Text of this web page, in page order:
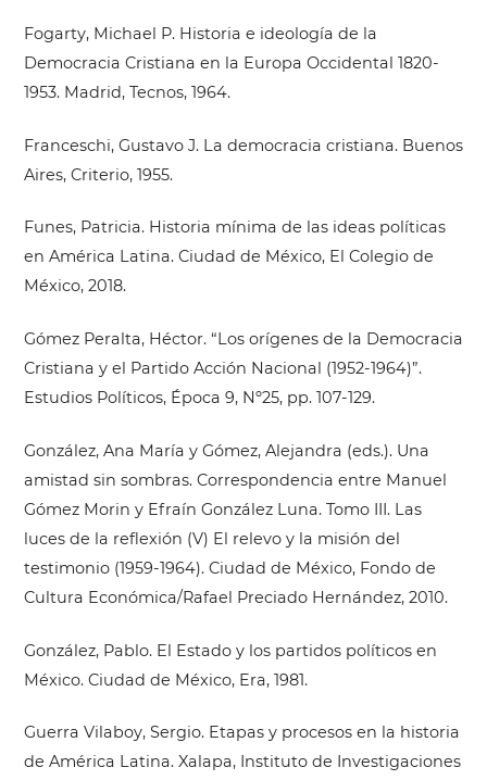
Fogarty, Michael P. Historia e ideología de la
Democracia Cristiana en la Europa Occidental 1820-
1953. Madrid, Tecnos, 1964.
Franceschi, Gustavo J. La democracia cristiana. Buenos
Aires, Criterio, 1955.
Funes, Patricia. Historia mínima de las ideas políticas
en América Latina. Ciudad de México, El Colegio de
México, 2018.
Gómez Peralta, Héctor. “Los orígenes de la Democracia
Cristiana y el Partido Acción Nacional (1952-1964)”.
Estudios Políticos, Época 9, Nº25, pp. 107-129.
González, Ana María y Gómez, Alejandra (eds.). Una
amistad sin sombras. Correspondencia entre Manuel
Gómez Morin y Efraín González Luna. Tomo III. Las
luces de la reflexión (V) El relevo y la misión del
testimonio (1959-1964). Ciudad de México, Fondo de
Cultura Económica/Rafael Preciado Hernández, 2010.
González, Pablo. El Estado y los partidos políticos en
México. Ciudad de México, Era, 1981.
Guerra Vilaboy, Sergio. Etapas y procesos en la historia
de América Latina. Xalapa, Instituto de Investigaciones